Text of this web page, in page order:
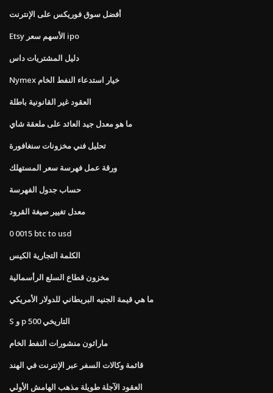
أفضل سوق فوريكس على الإنترنت
Etsy الأسهم سعر ipo
دليل المشتريات داس
Nymex خيار استدعاء النفط الخام
العقود غير القانونية باطلة
ما هو معدل جيد العائد على ملعقة شاي
تحليل فني مخزونات سنغافورة
ورقة عمل فهرسة سعر المستهلك
حساب جدول الفهرسة
معدل تغيير صيغة القرود
0 0015 btc to usd
الكلمة التجارية الكيس
مخزون قطاع السلع الرأسمالية
ما هي قيمة الجنيه البريطاني للدولار الأمريكي
S و p 500 التاريخي
ماراثون منشورات النفط الخام
قائمة وكالات السفر عبر الإنترنت في الهند
العقود الآجلة طويلة مذهب الهامش الأولي